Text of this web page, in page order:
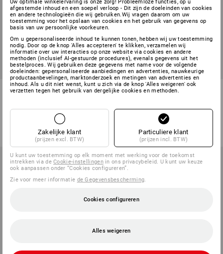
Cargoshort e.s.motion ten
(incl. BTW) v.a. 10 stuks
e.s. Short Pixel
(incl. BTW) v.a. 10 stuks
Uw optimale winkelervaring is onze zorg! Probleemloze functies, op u
afgestemde inhoud en een soepel verloop - Dit zijn de doeleinden van cookies
en andere technologieën die wij gebruiken.Wij vragen daarom om uw
toestemming voor het opslaan van cookies en het gebruik van gegevens op
basis van uw persoonlijke voorkeuren.
Om u gepersonaliseerde inhoud te kunnen tonen, hebben wij uw toestemming
nodig. Door op de knop 'Alles accepteren' te klikken, verzamelen wij
informatie over uw interacties op onze website via cookies en andere
methoden (inclusief AI-gestuurde procedures), evenals gegevens uit het
bestelproces. Wij gebruiken deze gegevens met name voor de volgende
doeleinden: gepersonaliseerde aanbiedingen en advertenties, nauwkeurige
productaanbevelingen, marktonderzoek en metingen van advertenties en
inhoud. Als u dit niet wenst, kunt u zich via de knop 'Alles weigeren' ook
verzetten tegen het gebruik van dergelijke cookies en methoden.
Zakelijke klant
(prijzen excl. BTW)
Particuliere klant
(prijzen incl. BTW)
U kunt uw toestemming op elk moment met werking voor de toekomst
intrekken via deCookie-instellingenin ons privacybeleid. U kunt uw keuze
ook aanpassen onder “Cookies configureren”.
Zie voor meer informatie de Gegevensbescherming.
Cookies configureren
Alles weigeren